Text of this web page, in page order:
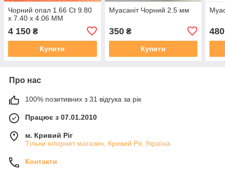
Чорний опал 1.66 Ct 9.80
x 7.40 x 4.06 MM
4 150 ₴
Купити
Муасанiт Чорний 2.5 мм
350₴
Купити
480
Про нас
100% позитивних з 31 відгука за рік
Працює з 07.01.2010
м. Кривий Ріг
Тільки інтернет магазин, Кривий Ріг, Україна
Контакти